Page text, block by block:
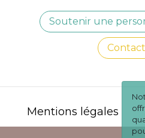
Soutenir une
Contact
Mentions légales